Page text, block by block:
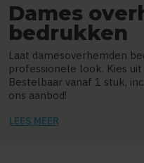
Dames
bedrukken
Laat damesoverhemden
professionele look. Kies
Bestelbaar vanaf 1 stuk,
ons aanbod!
LEES MEER